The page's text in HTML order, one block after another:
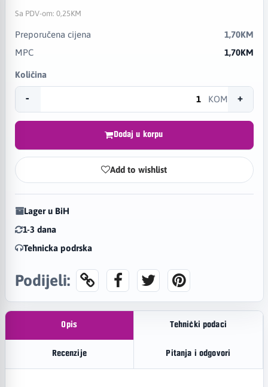
Sa PDV-om: 0,25KM
Preporučena cijena
1,70KM
MPC
1,70KM
Količina
- KOM +
Dodaj u korpu
Add to wishlist
Lager u BiH
1-3 dana
Tehnicka podrska
Podijeli:
Opis Tehnički podaci
Recenzije Pitanja i odgovori